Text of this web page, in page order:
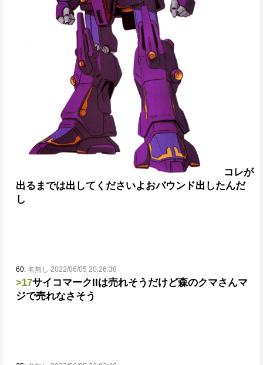
コレが
出るまでは出してくださいよおバウンド出したんだ
し
60: 名無し 2022/06/05 20:26:38
>17サイコマークIIは売れそうだけど森のクマさんマ
ジで売れなさそう